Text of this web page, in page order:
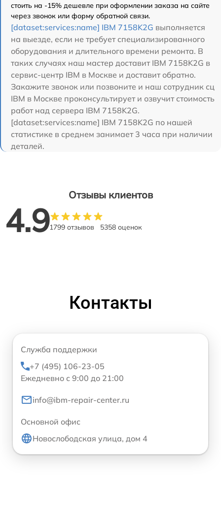
стоить на -15% дешевле при оформлении заказа на сайте
через звонок или форму обратной связи.
[dataset:services:name] IBM 7158K2G выполняется
на выезде, если не требует специализированного
оборудования и длительного времени ремонта. В
таких случаях наш мастер доставит IBM 7158K2G в
сервис-центр IBM в Москве и доставит обратно.
Закажите звонок или позвоните и наш сотрудник сц
IBM в Москве проконсультирует и озвучит стоимость
работ над сервера IBM 7158K2G.
[dataset:services:name] IBM 7158K2G по нашей
статистике в среднем занимает 3 часа при наличии
деталей.
Отзывы клиентов
4.91799 отзывов 5358 оценок
Контакты
Служба поддержки
+7 (495) 106-23-05
Ежедневно с 9:00 до 21:00
info@ibm-repair-center.ru
Основной офис
Новослободская улица, дом 4